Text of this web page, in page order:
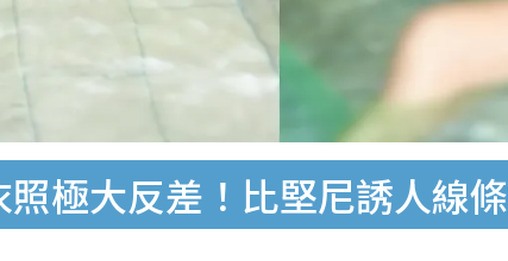
極大反差！比堅尼誘人線